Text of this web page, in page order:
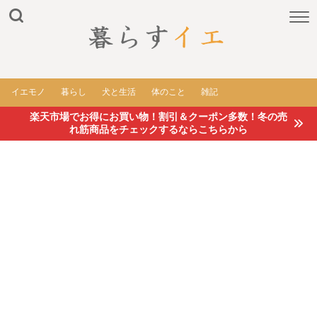
イエモノ 暮らし 犬と生活 体のこと 雑記
楽天市場でお得にお買い物！割引＆クーポン多数！冬の売
れ筋商品をチェックするならこちらから